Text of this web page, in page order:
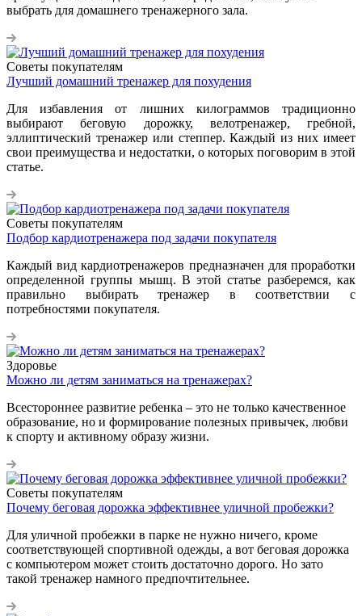
выбрать для домашнего тренажерного зала.
Советы покупателям
Лучший домашний тренажер для похудения
Для избавления от лишних килограммов традиционно
выбирают беговую дорожку, велотренажер, гребной,
эллиптический тренажер или степпер. Каждый из них имеет
свои преимущества и недостатки, о которых поговорим в этой
статье.
Советы покупателям
Подбор кардиотренажера под задачи покупателя
Каждый вид кардиотренажеров предназначен для проработки
определенной группы мышц. В этой статье разберемся, как
правильно выбирать тренажер в соответствии с
потребностями покупателя.
Здоровье
Можно ли детям заниматься на тренажерах?
Всестороннее развитие ребенка – это не только качественное
образование, но и формирование полезных привычек, любви
к спорту и активному образу жизни.
Советы покупателям
Почему беговая дорожка эффективнее уличной пробежки?
Для уличной пробежки в парке не нужно ничего, кроме
соответствующей спортивной одежды, а вот беговая дорожка
с компьютером может стоить достаточно дорого. Но зато
такой тренажер намного предпочтительнее.